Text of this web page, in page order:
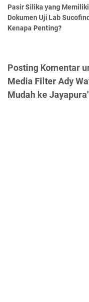
Pasir Silika yang Memiliki
Dokumen Uji Lab
Kenapa Penting?
Posting Komentar
Media Filter Ady
Mudah ke